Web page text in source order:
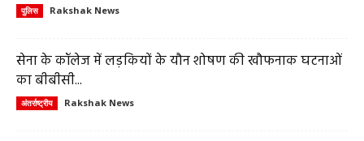
पुलिस Rakshak News
सेना के कॉलेज में लड़कियों के यौन शोषण की खौफनाक घटनाओं
का बीबीसी...
अंतर्राष्ट्रीय Rakshak News